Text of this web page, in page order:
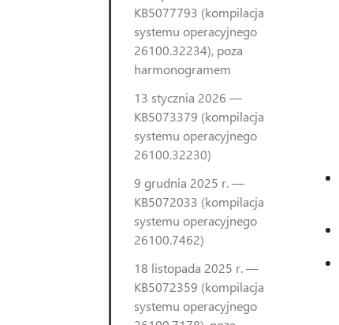
KB5077793 (kompilacja
systemu operacyjnego
26100.32234), poza
harmonogramem
13 stycznia 2026 —
KB5073379 (kompilacja
systemu operacyjnego
26100.32230)
9 grudnia 2025 r. —
KB5072033 (kompilacja
systemu operacyjnego
26100.7462)
18 listopada 2025 r. —
KB5072359 (kompilacja
systemu operacyjnego